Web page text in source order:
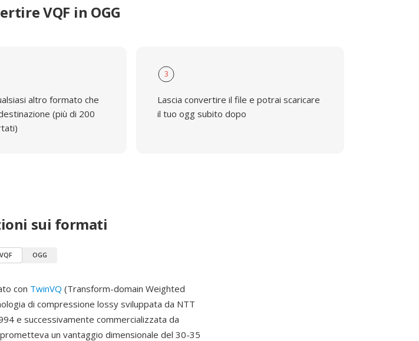
VQF in OGG
altro formato che
(più di 200
3
Lascia convertire il file e potrai scaricare
il tuo ogg subito dopo
sui formati
VQF OGG
con TwinVQ (Transform-domain Weighted
di compressione lossy sviluppata da NTT
e successivamente commercializzata da
un vantaggio dimensionale del 30-35